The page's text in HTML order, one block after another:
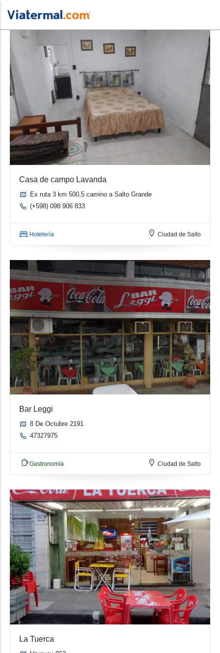
Casa de campo Lavanda
Ex ruta 3 km 500,5 camino a Salto Grande
(+598) 098 906 833
Hotelería Ciudad de Salto
Bar Leggi
8 De Octubre 2191
47327975
Gastronomía Ciudad de Salto
La Tuerca